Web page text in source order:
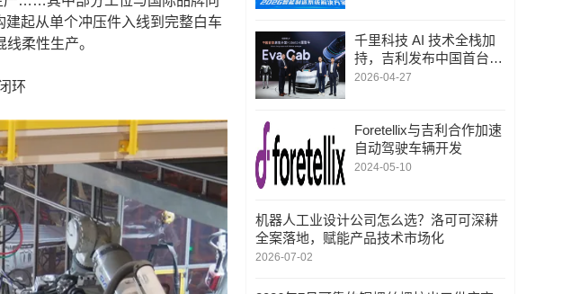
建起从单个冲压件入线到完整白车
柔性生产。
环
千里科技 AI 技术全栈加
持，吉利发布中国首台原
生 Robotaxi 原型车
2026-04-27
Foretellix与吉利合作加速
自动驾驶车辆开发
2024-05-10
机器人工业设计公司怎么选？洛可可深耕
全案落地，赋能产品技术市场化
2026-07-02